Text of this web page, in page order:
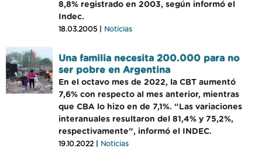
8,8% registrado en 2003, según informó el
Indec.
18.03.2005 | Noticias
Una familia necesita 200.000 para no
ser pobre en Argentina
En el octavo mes de 2022, la CBT aumentó
7,6% con respecto al mes anterior, mientras
que CBA lo hizo en de 7,1%. “Las variaciones
interanuales resultaron del 81,4% y 75,2%,
respectivamente”, informó el INDEC.
19.10.2022 | Noticias